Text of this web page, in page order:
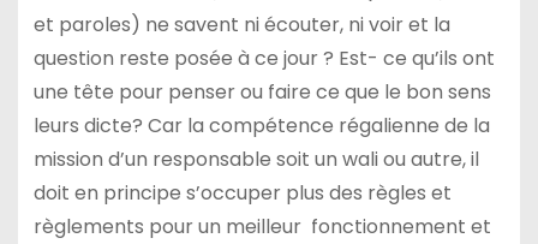
et paroles) ne savent ni écouter, ni voir et la
question reste posée à ce jour ? Est- ce qu’ils ont
une tête pour penser ou faire ce que le bon sens
leurs dicte? Car la compétence régalienne de la
mission d’un responsable soit un wali ou autre, il
doit en principe s’occuper plus des règles et
règlements pour un meilleur fonctionnement et